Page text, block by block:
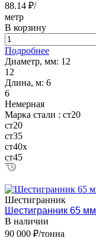
88.14 ₽/
метр
В корзину
Подробнее
Диаметр, мм: 12
12
Длина, м: 6
6
Немерная
Марка стали : ст20
ст20
ст35
ст40х
ст45
Шестигранник
Шестигранник 65 мм
В наличии
90 000 ₽/тонна